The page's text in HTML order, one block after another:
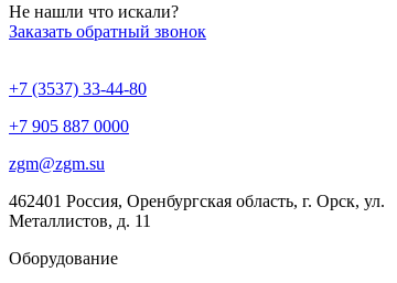
Не нашли что искали?
Заказать обратный звонок
+7 (3537) 33-44-80
+7 905 887 0000
zgm@zgm.su
462401 Россия, Оренбургская область, г. Орск, ул.
Металлистов, д. 11
Оборудование